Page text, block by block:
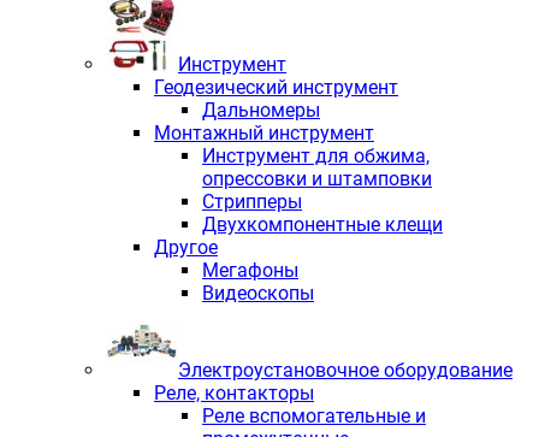
Инструмент
Геодезический инструмент
Дальномеры
Монтажный инструмент
Инструмент для обжима,
опрессовки и штамповки
Стрипперы
Двухкомпонентные клещи
Другое
Мегафоны
Видеоскопы
Электроустановочное оборудование
Реле, контакторы
Реле вспомогательные и